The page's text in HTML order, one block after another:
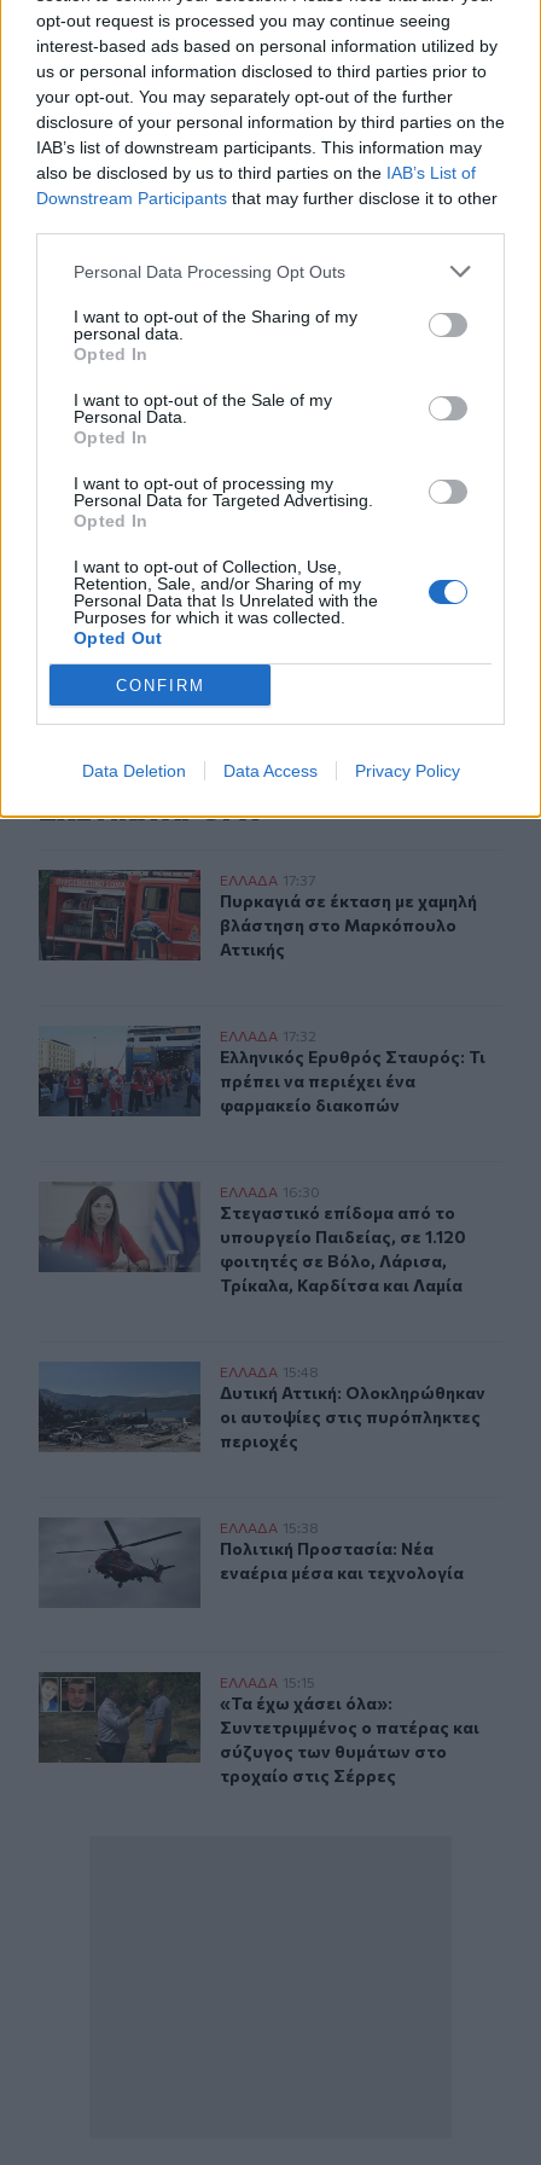
opt-out request is processed you may continue seeing
interest-based ads based on personal information utilized by
us or personal information disclosed to third parties prior to
your opt-out. You may separately opt-out of the further
disclosure of your personal information by third parties on the
IAB’s list of downstream participants. This information may
also be disclosed by us to third parties on the IAB’s List of
Downstream Participants that may further disclose it to other
Personal Data Processing Opt Outs
I want to opt-out of the Sharing of my
personal data.
Opted In
I want to opt-out of the Sale of my
Personal Data.
Opted In
I want to opt-out of processing my
Personal Data for Targeted Advertising.
Opted In
I want to opt-out of Collection, Use,
Retention, Sale, and/or Sharing of my
Personal Data that Is Unrelated with the
Purposes for which it was collected.
Opted Out
CONFIRM
Data Deletion Data Access Privacy Policy
16:13
Καύσιμα: Γιατί οι τιμές παραμένουν υψηλές μέσα στην
περίοδο των διακοπών
Έφυγαν» 6.000 εισιτήρια από τον κόσμο του ΟΦΗ για το
Σούπερ Καπ
15:54
Ο Γ. Αγριμανάκης Αντιδήμαρχος Υπηρεσίας το Σάββατο 8
και την Κυριακή 9 Αυγούστου
Δυτική Αττική: Ολοκληρώθηκαν οι αυτοψίες στις
πυρόπληκτες περιοχές
Καστέλλι - Δείτε βίντεο
Πολιτική Προστασία: Νέα εναέρια μέσα και τεχνολογία
ΣΧΕΤΙΚA AΡΘΡΑ
Πυρκαγιά σε έκταση με χαμηλή βλάστηση στο
ΕΛΛAΔΑ 17:37
Πυρκαγιά σε έκταση με χαμηλή
Πυρκαγιά σε έκταση με χαμηλή
βλάστηση στο Μαρκόπουλο
Αττικής
Ελληνικός Ερυθρός Σταυρός: Τι πρέπει να περιέχει
ΕΛΛAΔΑ 17:32
Ελληνικός Ερυθρός Σταυρός: Τι
Ελληνικός Ερυθρός Σταυρός: Τι
πρέπει να περιέχει ένα
φαρμακείο διακοπών
Στεγαστικό επίδομα από το υπουργείο Παιδείας, σε
ΕΛΛAΔΑ 16:30
Στεγαστικό επίδομα από το
Στεγαστικό επίδομα από το
υπουργείο Παιδείας, σε 1.120
φοιτητές σε Βόλο, Λάρισα,
Τρίκαλα, Καρδίτσα και Λαμία
Δυτική Αττική: Ολοκληρώθηκαν οι αυτοψίες στις
ΕΛΛAΔΑ 15:48
Δυτική Αττική: Ολοκληρώθηκαν οι
Δυτική Αττική: Ολοκληρώθηκαν
οι αυτοψίες στις πυρόπληκτες
περιοχές
Πολιτική Προστασία: Νέα εναέρια μέσα και τεχνολογία
ΕΛΛAΔΑ 15:38
Πολιτική Προστασία: Νέα εναέρια
Πολιτική Προστασία: Νέα
εναέρια μέσα και τεχνολογία
«Τα έχω χάσει όλα»: Συντετριμμένος ο πατέρας και
ΕΛΛAΔΑ 15:15
«Τα έχω χάσει όλα»:
«Τα έχω χάσει όλα»:
Συντετριμμένος ο πατέρας και
σύζυγος των θυμάτων στο
τροχαίο στις Σέρρες